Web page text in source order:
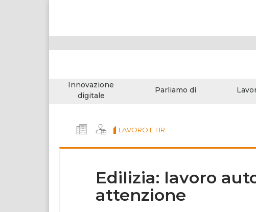
Innovazione
digitale
Parliamo di
LAVORO E HR
Edilizia: lavoro
attenzione